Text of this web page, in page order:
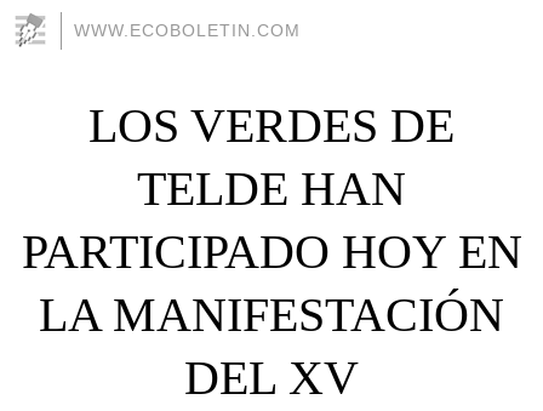
WWW.ECOBOLETIN.COM
LOS VERDES DE
TELDE HAN
PARTICIPADO HOY EN
LA MANIFESTACIÓN
DEL XV